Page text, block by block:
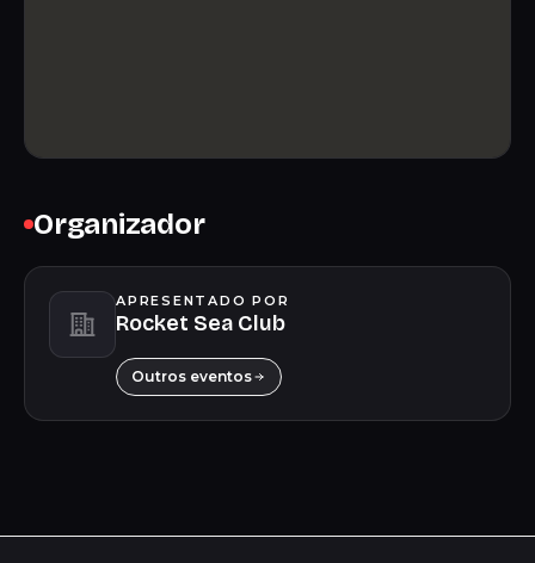
Organizador
APRESENTADO POR
Rocket Sea Club
Outros eventos